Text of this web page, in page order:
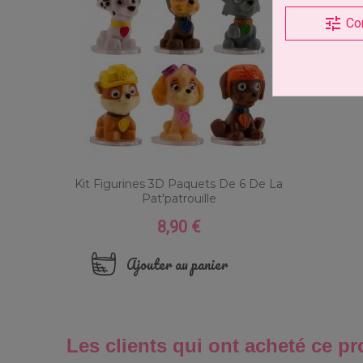
Kit Figurines 3D Paquets De 6 De La
Pat'patrouille
Prix
8,90 €
Ajouter au panier
Les clients qui ont acheté ce
tune